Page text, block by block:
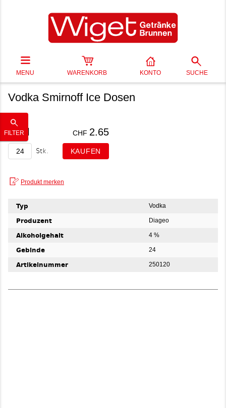
MENU WARENKORB KONTO SUCHE
FILTER
Vodka Smirnoff Ice Dosen
25 cl CHF 2.65
Stk.
Typ Vodka
Produzent Diageo
Alkoholgehalt 4 %
Gebinde 24
Artikelnummer 250120